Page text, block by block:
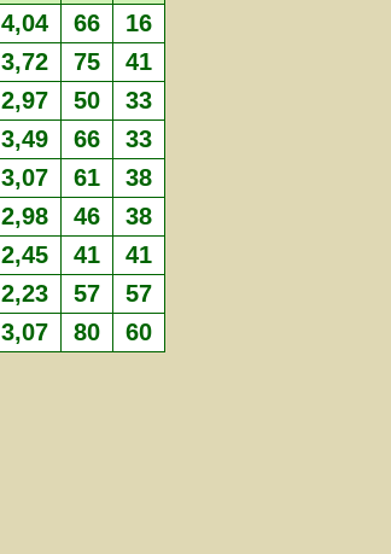
4,04 66 16
3,72 75 41
2,97 50 33
3,49 66 33
3,07 61 38
2,98 46 38
2,45 41 41
2,23 57 57
3,07 80 60